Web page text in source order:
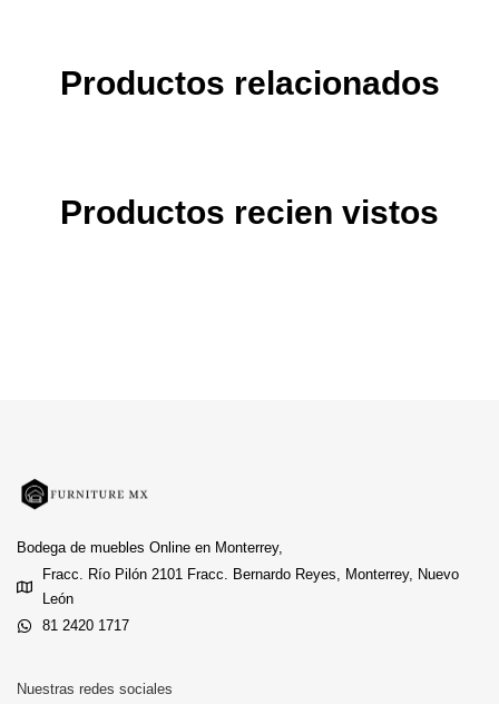
Productos relacionados
Productos recien vistos
Bodega de muebles Online en Monterrey,
Fracc. Río Pilón 2101 Fracc. Bernardo Reyes, Monterrey, Nuevo
León
81 2420 1717
Nuestras redes sociales